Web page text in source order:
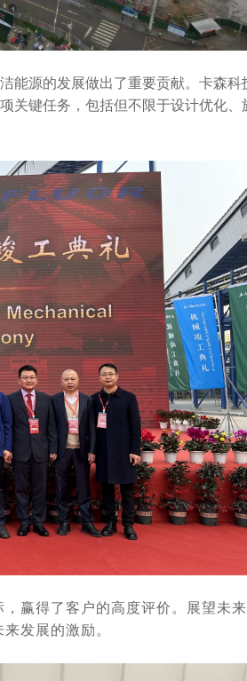
能源的发展做出了重要贡献。卡森科
关键任务，包括但不限于设计优化、
赢得了客户的高度评价。展望未
发展的激励。